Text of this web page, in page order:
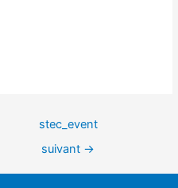
stec_event
suivant →